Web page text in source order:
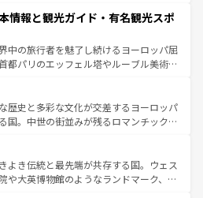
リアで、忘れられない旅をしてみよう！
リア情報は
国では、情熱的なフラメンコ、熱気あふ
美味しいタパスが生活の一部となってい
ドの洗練された雰囲気や、バルセロナの
角から、地方では古代ローマ遺跡や中世
て風土や気候が異なるスペインはその個
性で訪れる人を魅了する。 なお、新着のスペイン情報は コ
照してほしい。
情報と観光ガイド・有名観光スポ
中の旅行者を魅了し続けるヨーロッパ屈
都パリのエッフェル塔やルーブル美術館
詰まっている。華麗な宮殿、歴史的な大
チ、そして豊かな自然が、訪れる者を心
た、フランスは美食の国としても知ら
の発祥地であるランス、プロヴァンスの
ー畑など、多彩な楽しみ方が可能だ。さ
地域にも魅力が溢れており、どの街角に
歴史と多彩な文化が交差するヨーロッパ
国。中世の街並みが残るロマンチック街
、どこを歩いても飽きることがない。ベ
気、バイエルン州のアルプスの絶景、そ
のワイン畑といった風景は必見。ビール
よき伝統と最先端が共存する国。ウェス
や大英博物館のようなランドマーク、歴